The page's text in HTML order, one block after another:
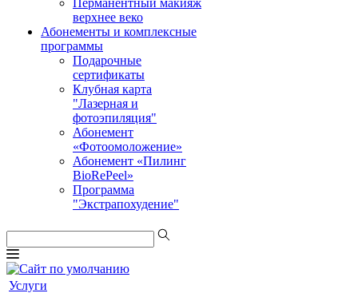
Перманентный макияж
верхнее веко
Абонементы и комплексные
программы
Подарочные
сертификаты
Клубная карта
"Лазерная и
фотоэпиляция"
Абонемент
«Фотоомоложение»
Абонемент «Пилинг
BioRePeel»
Программа
"Экстрапохудение"
Услуги